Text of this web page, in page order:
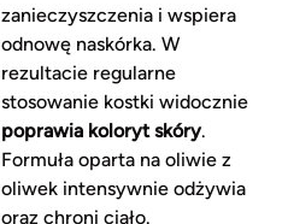
zanieczyszczenia i wspiera
odnowę naskórka. W
rezultacie regularne
stosowanie kostki widocznie
poprawia koloryt skóry.
Formuła oparta na oliwie z
oliwek intensywnie odżywia
oraz chroni ciało.